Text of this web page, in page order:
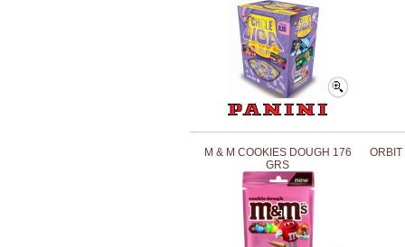
M & M COOKIES DOUGH 176
GRS
ORBIT